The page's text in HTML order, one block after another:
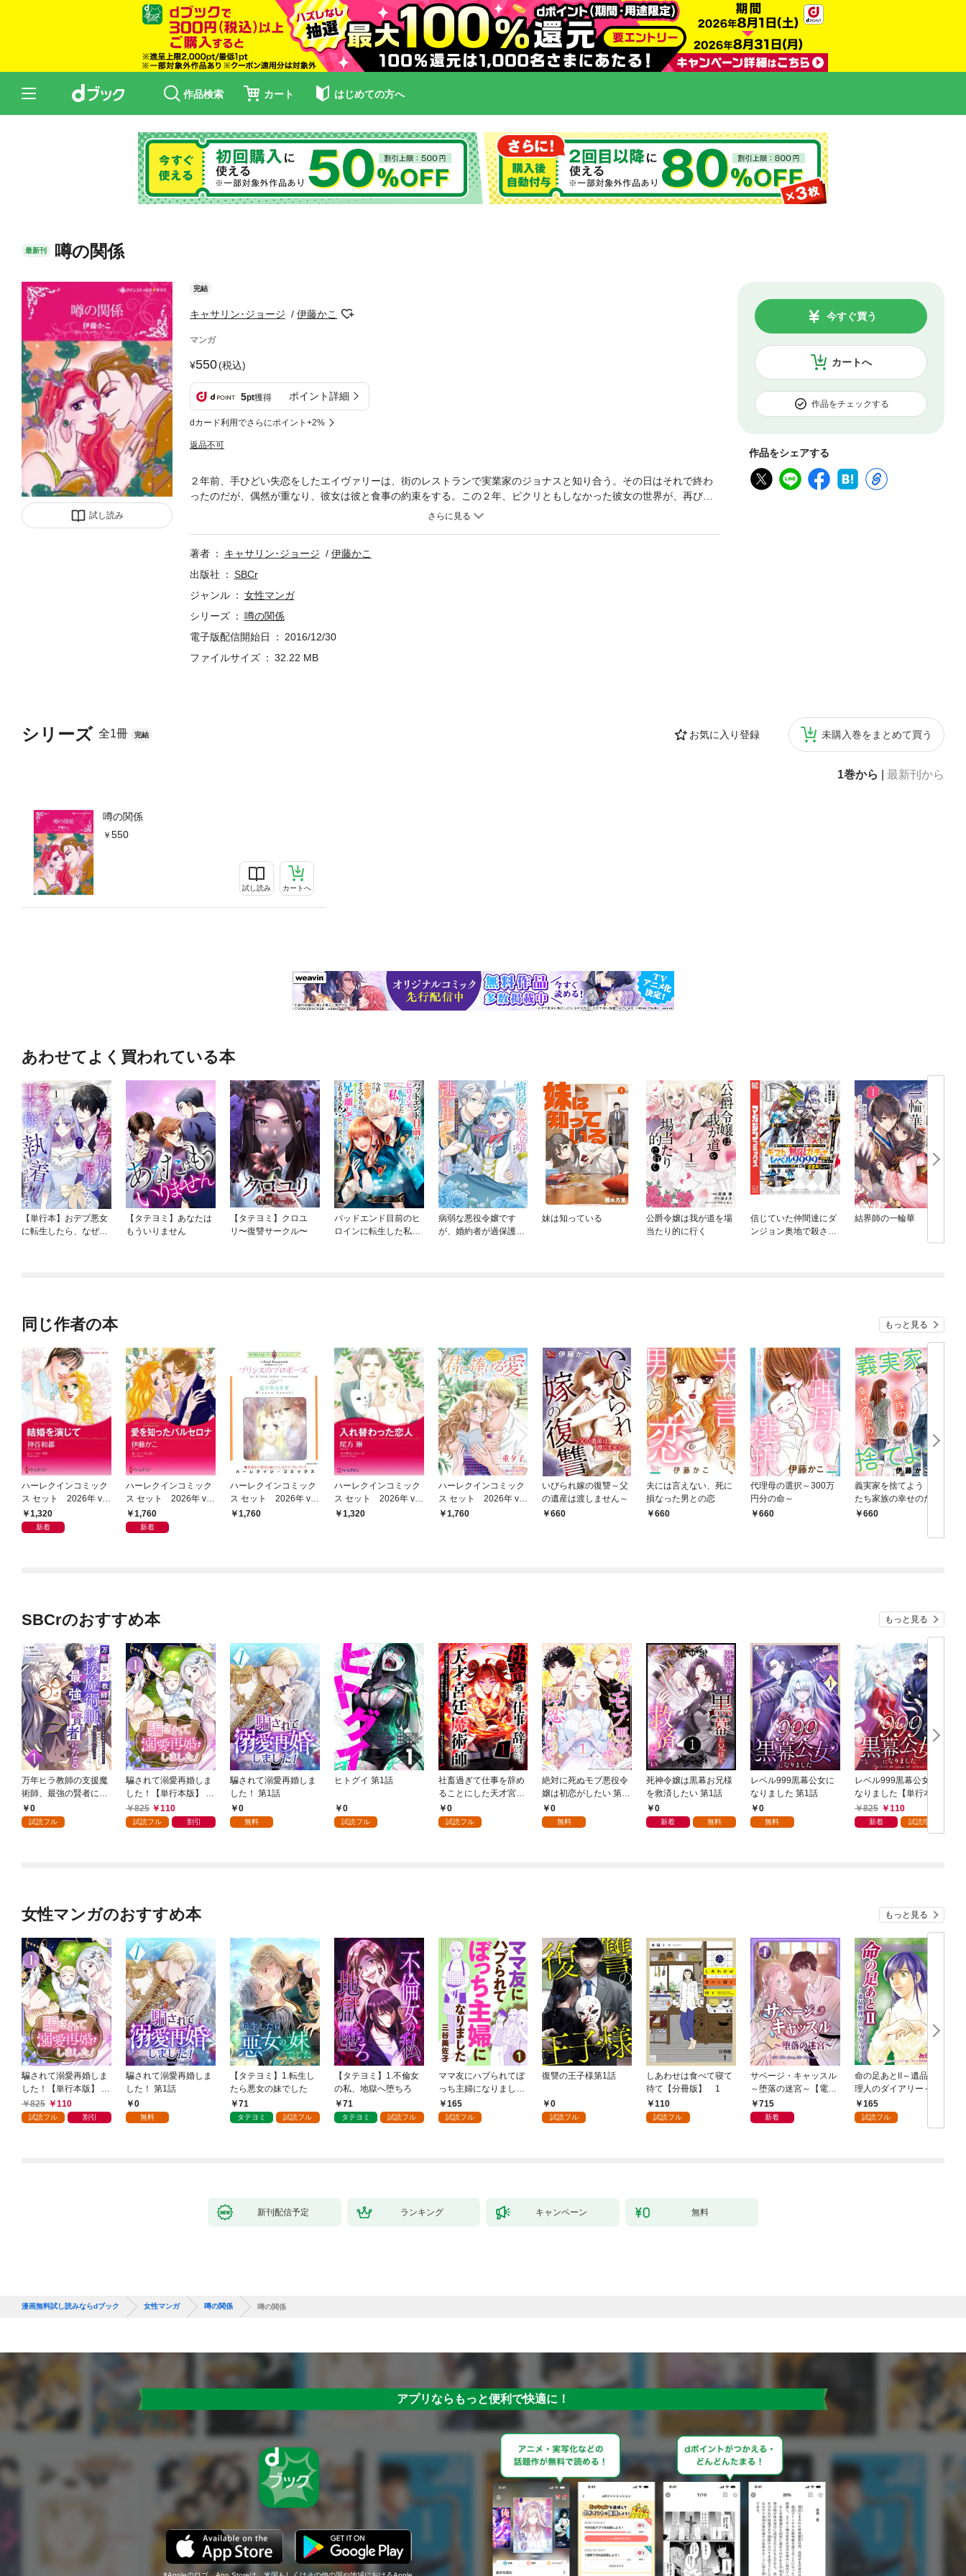
作品検索 カート はじめての方へ
最新刊 噂の関係
試し読み
完結
キャサリン･ジョージ 伊藤かこ
マンガ
550(税込)
5pt獲得 ポイント詳細
dカード利用でさらにポイント+2%
返品不可
カートへ
今すぐ買う
作品をチェックする
作品をシェアする
シリーズ 全1冊 完結 お気に入り登録 未購入巻をまとめて買う
1巻から 最新刊から
噂の関係
550
試し読み カートへ
２年前、手ひどい失恋をしたエイヴァリーは、街のレストランで実業家のジョナスと知り合う。その日はそれで終わ
ったのだが、偶然が重なり、彼女は彼と食事の約束をする。この２年、ピクリともしなかった彼女の世界が、再びゆ
っくりと動き出しはじめたように感じた。ジョナスと会うたびにエイヴァリーは確かに彼に心惹かれていく。そして
著者
キャサリン･ジョージ
伊藤かこ
出版社
SBCr
ジャンル
女性マンガ
シリーズ
噂の関係
電子版配信開始日
2016/12/30
ファイルサイズ
32.22 MB
あわせてよく買われている本
【単行本】おデブ悪女
に転生したら、なぜか
【タテヨミ】あなたは
もういりません
【タテヨミ】クロユ
リ〜復讐サークル〜
バッドエンド目前のヒ
ロインに転生した私、
病弱な悪役令嬢です
が、婚約者が過保護す
妹は知っている
公爵令嬢は我が道を場
当たり的に行く
信じていた仲間達にダ
ンジョン奥地で殺され
結界師の一輪華
同じ作者の本 もっと見る
ハーレクインコミック
ス セット 2026年 vo
l.1021
1,320
新着
ハーレクインコミック
ス セット 2026年 vo
l.1067
1,760
新着
ハーレクインコミック
ス セット 2026年 vo
l.929
1,760
ハーレクインコミック
ス セット 2026年 vo
l.841
1,320
ハーレクインコミック
ス セット 2026年 vo
l.908
1,760
いびられ嫁の復讐～父
の遺産は渡しません～
660
夫には言えない、死に
損なった男との恋
660
代理母の選択～300万
円分の命～
660
義実家を捨てよう！私
たち家族の幸せのため
に660
SBCrのおすすめ本 もっと見る
万年ヒラ教師の支援魔
術師、最強の賢者にな
る～不人気の支援魔術
師は給料泥棒だと魔術
0
試読フル
騙されて溺愛再婚しま
した！【単行本版】 1
巻825 110
試読フル 割引
騙されて溺愛再婚しま
した！ 第1話
0
無料
ヒトグイ 第1話
0
試読フル
社畜過ぎて仕事を辞め
ることにした天才宮廷
魔術師～辺境の地でス
ローライフを夢見る
0
試読フル
絶対に死ぬモブ悪役令
嬢は初恋がしたい 第1
話0
無料
死神令嬢は黒幕お兄様
を救済したい 第1話
0
新着 無料
レベル999黒幕公女に
なりました 第1話
0
無料
レベル999黒幕公女に
なりました【単行本
版】 1巻
825 110
新着 試読増量
女性マンガのおすすめ本 もっと見る
騙されて溺愛再婚しま
した！【単行本版】 1
巻825 110
試読フル 割引
騙されて溺愛再婚しま
した！ 第1話
0
無料
【タテヨミ】1.転生し
たら悪女の妹でした
71
タテヨミ 試読フル
【タテヨミ】1.不倫女
の私、地獄へ堕ちろ
71
タテヨミ 試読フル
ママ友にハブられてぼ
っち主婦になりました
【分冊版】 1
165
試読フル
復讐の王子様第1話
0
試読フル
しあわせは食べて寝て
待て【分冊版】 1
110
試読フル
サベージ・キャッスル
～堕落の迷宮～【電子
単行本版】 第1巻
715
新着
命の足あとⅡ～遺品整
理人のダイアリー～
1巻165
試読フル
新刊配信予定 ランキング キャンペーン 無料
漫画無料試し読みならdブック 女性マンガ 噂の関係 噂の関係
アプリならもっと便利で快適に！